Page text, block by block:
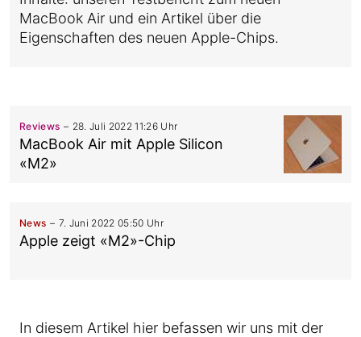
MacBook Air und ein Artikel über die
Eigenschaften des neuen Apple-Chips.
Reviews 28. Juli 2022 11:26 Uhr
MacBook Air mit Apple Silicon
«M2»
News 7. Juni 2022 05:50 Uhr
Apple zeigt «M2»-Chip
In diesem Artikel hier befassen wir uns mit der